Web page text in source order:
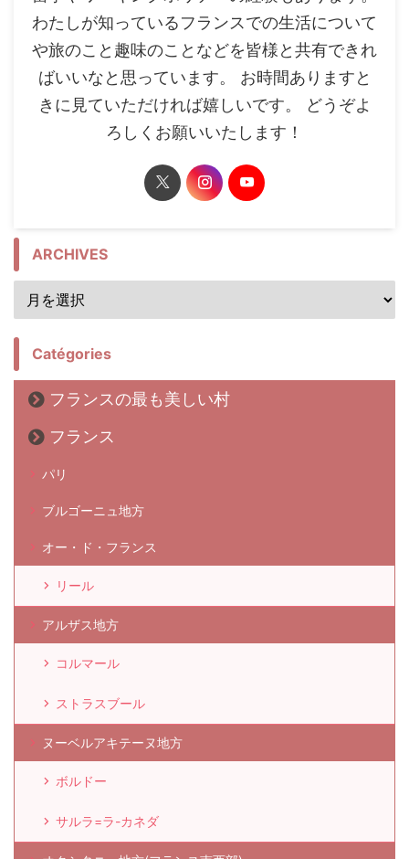
わたしが知っているフランスでの生活について
や旅のこと趣味のことなどを皆様と共有できれ
ばいいなと思っています。 お時間ありますと
きに見ていただければ嬉しいです。 どうぞよ
ろしくお願いいたします！
ARCHIVES
Catégories
フランスの最も美しい村
フランス
パリ
ブルゴーニュ地方
オー・ド・フランス
リール
アルザス地方
コルマール
ストラスブール
ヌーベルアキテーヌ地方
ボルドー
サルラ=ラ-カネダ